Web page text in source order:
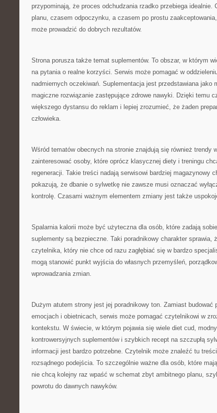
przypominają, że proces odchudzania rzadko przebiega idealnie.
planu, czasem odpoczynku, a czasem po prostu
może prowadzić do dobrych rezultatów.
Strona porusza także temat suplementów. To obszar, w którym
na pytania o realne korzyści. Serwis może pomagać w
nadmiernych oczekiwań. Suplementacja jest przedstawiana jako
magiczne rozwiązanie zastępujące zdrowe nawyki. Dzięki temu
większego dystansu do reklam i lepiej zrozumieć, że żaden
człowieka.
Wśród tematów obecnych na stronie znajdują się również trendy
zainteresować osoby, które oprócz klasycznej diety i treningu
regeneracji. Takie treści nadają serwisowi bardziej magazynowy
pokazują, że dbanie o sylwetkę nie zawsze musi oznaczać
kontrolę. Czasami ważnym elementem zmiany jest także
Spalarnia kalorii może być użyteczna dla osób, które zadają
suplementy są bezpieczne. Taki poradnikowy charakter sprawia,
czytelnika, który nie chce od razu zagłębiać się w bardzo
mogą stanowić punkt wyjścia do własnych przemyśleń,
wprowadzania zmian.
Dużym atutem strony jest jej poradnikowy ton. Zamiast budować
emocjach i obietnicach, serwis może pomagać czytelnikowi w
kontekstu. W świecie, w którym pojawia się wiele diet cud,
kontrowersyjnych suplementów i szybkich recept na szczupłą
informacji jest bardzo potrzebne. Czytelnik może znaleźć tu
rozsądnego podejścia. To szczególnie ważne dla osób, które
nie chcą kolejny raz wpaść w schemat zbyt ambitnego planu,
powrotu do dawnych nawyków.